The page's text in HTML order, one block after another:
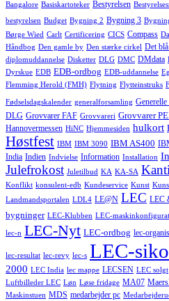
Bangalore Basiskartoteker Bestyrelsen
bestyrelsen Budget Bygning 2 Bygning 3
Børge Wied Carlt Certificering CICS Compass
Håndbog Den gamle by Den stærke cirkel Det
diplomuddannelse Disketter DLG DMC DMdata
Dyrskue EDB EDB-ordbog EDB-uddannelse
Flemming Herold (FMH) Flytning Flytteinstruks
Fødselsdagskalender generalforsamling
DLG Grovvarer FAF Grovvareri Grovvarer
Hannovermessen HiNC Hjemmesiden hulkort
Høstfest IBM IBM 3090 IBM AS400
India Indien Indvielse Information Installation
Julefrokost Juletilbud KA KA-SA
Konflikt konsulent-edb Kundeservice Kunst
Landmandsportalen LDL4 LE@N LEC LEC
bygninger LEC-Klubben LEC-
lec-n LEC-Nyt LEC-ordbog lec-
lec-resultat lec-revy lec-s LEC-
2000 LEC India lec mappe LECSEN LEC solgt
Luftbilleder LEC Løn Løse fridage MA07
Maskinstuen MDS medarbejder pc